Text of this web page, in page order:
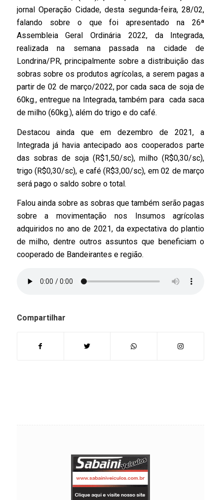
jornal Operação Cidade, desta segunda-feira, 28/02,
falando sobre o que foi apresentado na 26ª
Assembleia Geral Ordinária 2022, da Integrada,
realizada na semana passada na cidade de
Londrina/PR, principalmente sobre a distribuição das
sobras sobre os produtos agrícolas, a serem pagas a
partir de 02 de março/2022, por cada saca de soja de
60kg., entregue na Integrada, também para cada saca
de milho (60kg.), além do trigo e do café.
Destacou ainda que em dezembro de 2021, a
Integrada já havia antecipado aos cooperados parte
das sobras de soja (R$1,50/sc), milho (R$0,30/sc),
trigo (R$0,30/sc), e café (R$3,00/sc), em 02 de março
será pago o saldo sobre o total.
Falou ainda sobre as sobras que também serão pagas
sobre a movimentação nos Insumos agrícolas
adquiridos no ano de 2021, da expectativa do plantio
de milho, dentre outros assuntos que beneficiam o
cooperado de Bandeirantes e região.
Compartilhar